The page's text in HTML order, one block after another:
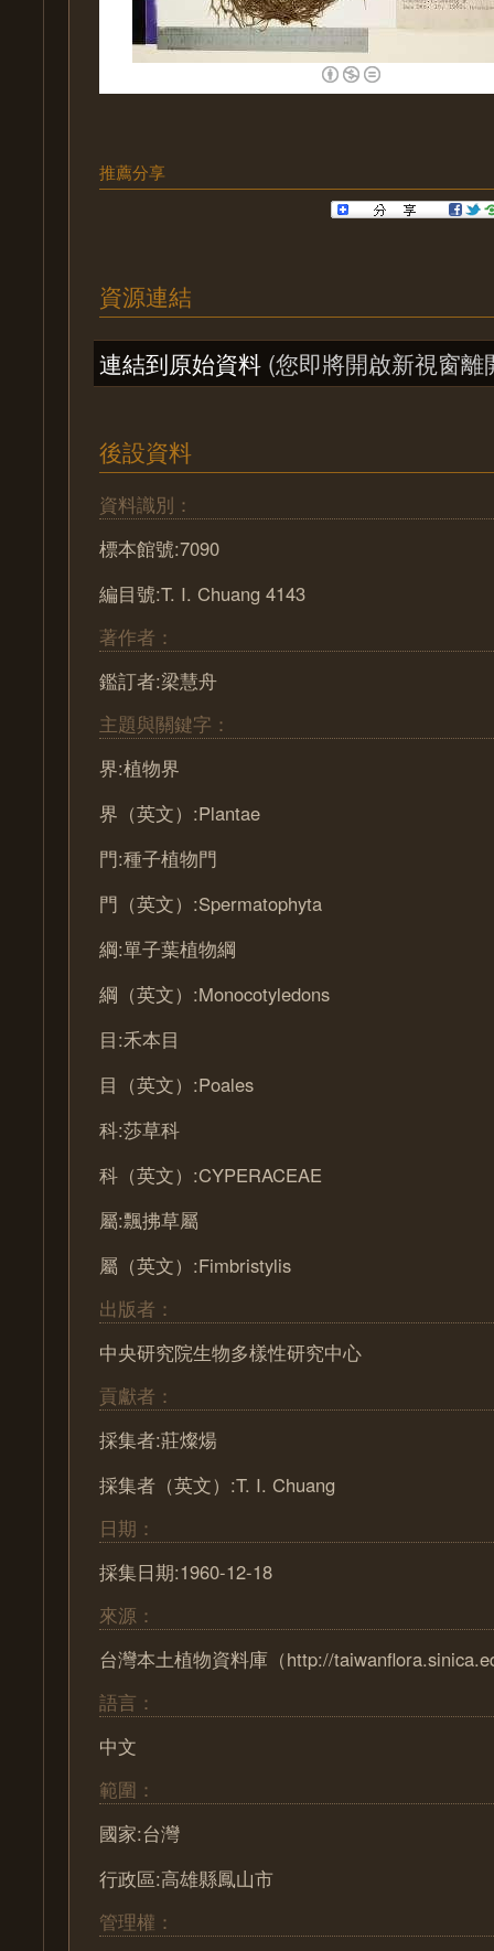
推薦分享
資源連結
連結到原始資料 (您即將開啟新視窗離
後設資料
資料識別：
標本館號:7090
編目號:T. I. Chuang 4143
著作者：
鑑訂者:梁慧舟
主題與關鍵字：
界:植物界
界（英文）:Plantae
門:種子植物門
門（英文）:Spermatophyta
綱:單子葉植物綱
綱（英文）:Monocotyledons
目:禾本目
目（英文）:Poales
科:莎草科
科（英文）:CYPERACEAE
屬:飄拂草屬
屬（英文）:Fimbristylis
出版者：
中央研究院生物多樣性研究中心
貢獻者：
採集者:莊燦煬
採集者（英文）:T. I. Chuang
日期：
採集日期:1960-12-18
來源：
台灣本土植物資料庫（http://
語言：
中文
範圍：
國家:台灣
行政區:高雄縣鳳山市
管理權：